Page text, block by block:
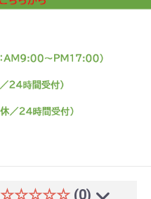
☆☆☆☆☆ (0)